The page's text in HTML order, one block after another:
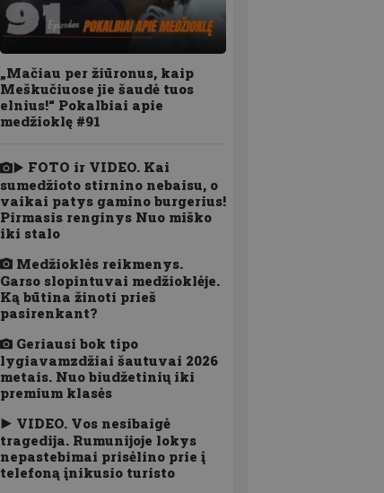
„Mačiau per žiūronus, kaip
Meškučiuose jie šaudė tuos
elnius!“ Pokalbiai apie
medžioklę #91
FOTO ir VIDEO. Kai
sumedžioto stirnino nebaisu, o
vaikai patys gamino burgerius!
Pirmasis renginys Nuo miško
iki stalo
Medžioklės reikmenys.
Garso slopintuvai medžioklėje.
Ką būtina žinoti prieš
pasirenkant?
Geriausi bok tipo
lygiavamzdžiai šautuvai 2026
metais. Nuo biudžetinių iki
premium klasės
VIDEO. Vos nesibaigė
tragedija. Rumunijoje lokys
nepastebimai prisėlino prie į
telefoną įnikusio turisto